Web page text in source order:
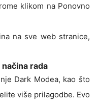
klikom na Ponovno
na sve web stranice,
rada
Dark Modea, kao što
više prilagodbe. Evo